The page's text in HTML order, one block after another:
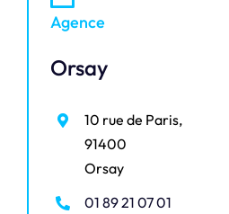
Agence
Orsay
10 rue de Paris,
91400
Orsay
01 89 21 07 01